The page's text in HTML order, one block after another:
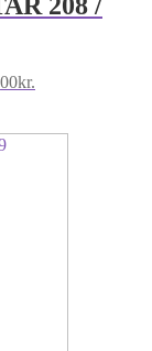
kr.